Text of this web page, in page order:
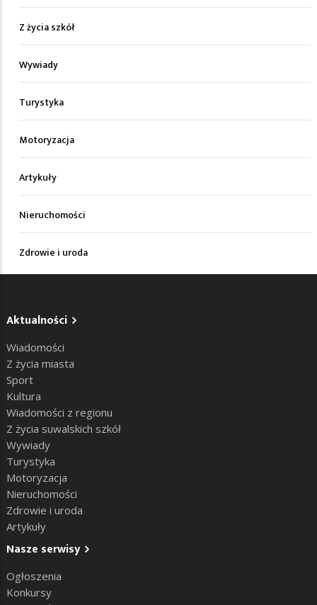
Z życia szkół
Wywiady
Turystyka
Motoryzacja
Artykuły
Nieruchomości
Zdrowie i uroda
Aktualności
Wiadomości
Z życia miasta
Sport
Kultura
Wiadomości z regionu
Z życia suwalskich szkół
Wywiady
Turystyka
Motoryzacja
Nieruchomości
Zdrowie i uroda
Artykuły
Nasze serwisy
Ogłoszenia
Konkursy